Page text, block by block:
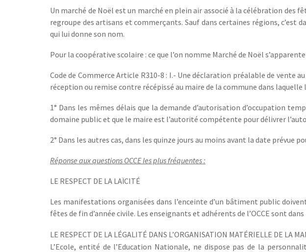
Un marché de Noël est un marché en plein air associé à la célébration
regroupe des artisans et commerçants. Sauf dans certaines régions,
qui lui donne son nom.
Pour la coopérative scolaire : ce que l’on nomme Marché de Noël
Code de Commerce Article R310-8 : I.- Une déclaration préalable de vente
réception ou remise contre récépissé au maire de la commune dans
1° Dans les mêmes délais que la demande d’autorisation d’occupation
domaine public et que le maire est l’autorité compétente pour délivrer
2° Dans les autres cas, dans les quinze jours au moins avant la date prévue
Réponse aux questions OCCE les plus fréquentes :
LE RESPECT DE LA LAÏCITÉ
Les manifestations organisées dans l’enceinte d’un bâtiment public
fêtes de fin d’année civile. Les enseignants et adhérents de l’OCCE sont
LE RESPECT DE LA LÉGALITÉ DANS L’ORGANISATION MATÉRIELLE DE LA
L’Ecole, entité de l’Education Nationale, ne dispose pas de la